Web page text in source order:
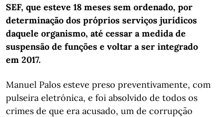
SEF, que esteve 18 meses sem ordenado, por
determinação dos próprios serviços jurídicos
daquele organismo, até cessar a medida de
suspensão de funções e voltar a ser integrado
em 2017.
Manuel Palos esteve preso preventivamente, com
pulseira eletrónica, e foi absolvido de todos os
crimes de que era acusado, um de corrupção